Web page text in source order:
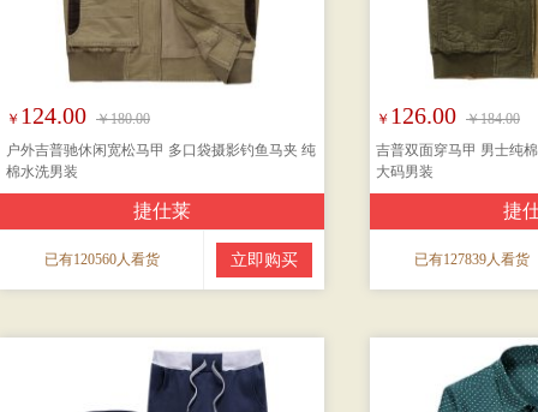
￥ 124.00 ￥180.00
户外吉普驰休闲宽松马甲 多口袋摄影钓鱼马夹 纯
棉水洗男装
捷仕莱
已有120560人看货 立即购买
￥ 126.00 ￥184.00
吉普双面穿马甲 男士纯
大码男装
捷
已有127839人看货